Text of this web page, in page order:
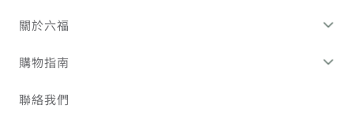
關於六福
購物指南
聯絡我們